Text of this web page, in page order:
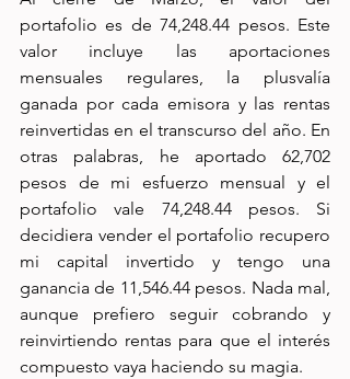
portafolio es de 74,248.44 pesos. Este
valor incluye las aportaciones
mensuales regulares, la plusvalía
ganada por cada emisora y las rentas
reinvertidas en el transcurso del año. En
otras palabras, he aportado 62,702
pesos de mi esfuerzo mensual y el
portafolio vale 74,248.44 pesos. Si
decidiera vender el portafolio recupero
mi capital invertido y tengo una
ganancia de 11,546.44 pesos. Nada mal,
aunque prefiero seguir cobrando y
reinvirtiendo rentas para que el interés
compuesto vaya haciendo su magia.